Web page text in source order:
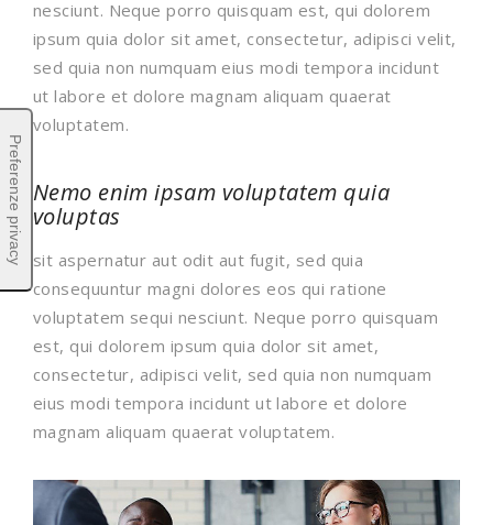
nesciunt. Neque porro quisquam est, qui dolorem
ipsum quia dolor sit amet, consectetur, adipisci velit,
sed quia non numquam eius modi tempora incidunt
ut labore et dolore magnam aliquam quaerat
voluptatem.
Nemo enim ipsam voluptatem quia
voluptas
sit aspernatur aut odit aut fugit, sed quia
consequuntur magni dolores eos qui ratione
voluptatem sequi nesciunt. Neque porro quisquam
est, qui dolorem ipsum quia dolor sit amet,
consectetur, adipisci velit, sed quia non numquam
eius modi tempora incidunt ut labore et dolore
magnam aliquam quaerat voluptatem.